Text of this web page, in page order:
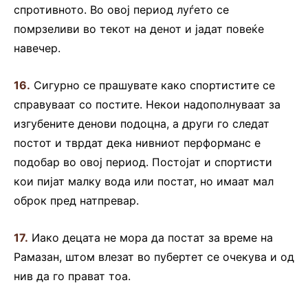
спротивното. Во овој период луѓето се
помрзеливи во текот на денот и јадат повеќе
навечер.
16. Сигурно се прашувате како спортистите се
справуваат со постите. Некои надополнуваат за
изгубените денови подоцна, а други го следат
постот и тврдат дека нивниот перформанс е
подобар во овој период. Постојат и спортисти
кои пијат малку вода или постат, но имаат мал
оброк пред натпревар.
17. Иако децата не мора да постат за време на
Рамазан, штом влезат во пубертет се очекува и од
нив да го прават тоа.